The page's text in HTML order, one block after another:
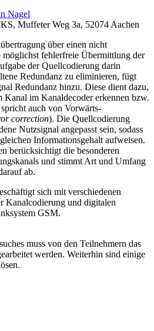
Nagel
Muffeter Weg 3a, 52074 Aachen
über einen nicht
möglichst fehlerfreie Übermittlung der
der Quellcodierung darin
Redundanz zu eliminieren, fügt
Redundanz hinzu. Diese dient dazu,
Kanal im Kanaldecoder erkennen bzw.
auch von Vorwärts-
correction). Die Quellcodierung
Nutzsignal angepasst sein, sodass
Informationsgehalt aufweisen.
berücksichtigt die besonderen
und stimmt Art und Umfang
ab.
sich mit verschiedenen
Kanalcodierung und digitalen
GSM.
muss von den Teilnehmern das
werden. Weiterhin sind einige